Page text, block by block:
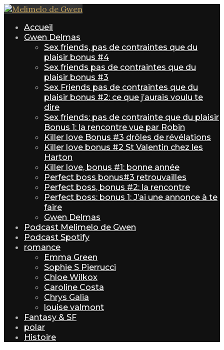
Accueil
Gwen Delmas
Sex friends, pas de contraintes que du
plaisir bonus #4
Sex friends pas de contraintes que du
plaisir bonus #3
Sex Friends pas de contraintes que du
plaisir bonus #2: ce que j’aurais voulu te
dire
Sex friends: pas de contrainte que du plaisir
Bonus 1: la rencontre vue par Robin
Killer love Bonus #3 drôles de révélations
Killer love bonus #2 St Valentin chez les
Harton
Killer love, bonus #1: bonne année
Perfect boss bonus#3 retrouvailles
Perfect boss, bonus #2: la rencontre
Perfect boss: bonus 1: J’ai une annonce à te
faire
Gwen Delmas
Podcast Melimelo de Gwen
Podcast Spotify
romance
Emma Green
Sophie S Pierrucci
Chloe Wilkox
Caroline Costa
Chrys Galia
louise valmont
Fantasy & SF
polar
Histoire